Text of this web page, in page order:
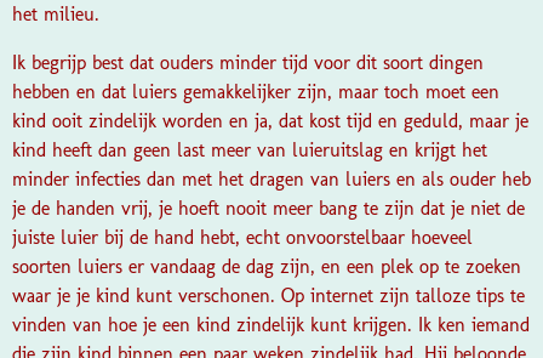
het milieu.
Ik begrijp best dat ouders minder tijd voor dit soort dingen
hebben en dat luiers gemakkelijker zijn, maar toch moet een
kind ooit zindelijk worden en ja, dat kost tijd en geduld, maar je
kind heeft dan geen last meer van luieruitslag en krijgt het
minder infecties dan met het dragen van luiers en als ouder heb
je de handen vrij, je hoeft nooit meer bang te zijn dat je niet de
juiste luier bij de hand hebt, echt onvoorstelbaar hoeveel
soorten luiers er vandaag de dag zijn, en een plek op te zoeken
waar je je kind kunt verschonen. Op internet zijn talloze tips te
vinden van hoe je een kind zindelijk kunt krijgen. Ik ken iemand